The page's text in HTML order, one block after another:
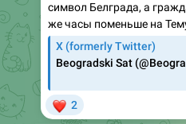
символ Белграда, а
же часы поменьше на
X (formerly Twitter)
Beogradski Sat
2